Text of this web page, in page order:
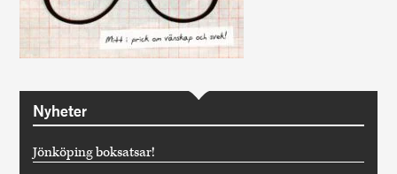
Nyheter
Jönköping boksatsar!